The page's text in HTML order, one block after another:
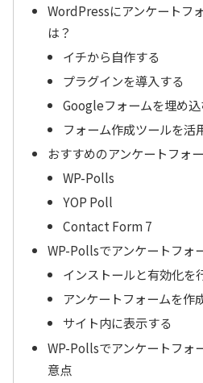
WordPressにアンケートフ
は？
イチから自作する
プラグインを導入する
Googleフォームを埋め
フォーム作成ツールを活
おすすめのアンケートフォ
WP-Polls
YOP Poll
Contact Form 7
WP-Pollsでアンケートフォ
インストールと有効化を
アンケートフォームを作
サイト内に表示する
WP-Pollsでアンケートフォ
意点